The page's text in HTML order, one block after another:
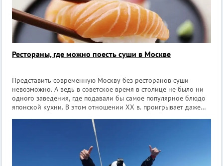
Рестораны, где можно поесть суши в Москве
Представить современную Москву без ресторанов суши
невозможно. А ведь в советское время в столице не было ни
одного заведения, где подавали бы самое популярное блюдо
японской кухни. В этом отношении XX в. проигрывает даже
держать рестораны, чем и во